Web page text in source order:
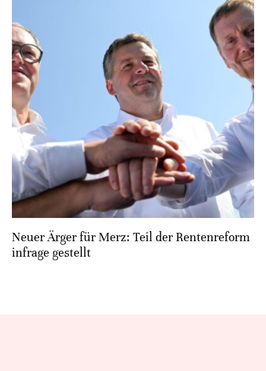
Neuer Ärger für Merz: Teil der Rentenreform
infrage gestellt